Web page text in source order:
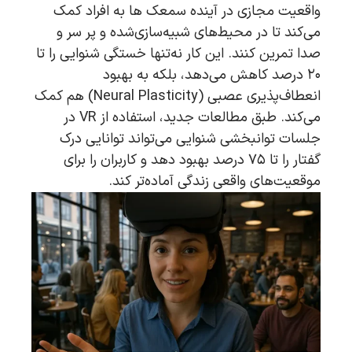
واقعیت مجازی در آینده سمعک ها به افراد کمک
می‌کند تا در محیط‌های شبیه‌سازی‌شده و پر سر و
صدا تمرین کنند. این کار نه‌تنها خستگی شنوایی را تا
۲۰ درصد کاهش می‌دهد، بلکه به بهبود
انعطاف‌پذیری عصبی (Neural Plasticity) هم کمک
می‌کند. طبق مطالعات جدید، استفاده از VR در
جلسات توانبخشی شنوایی می‌تواند توانایی درک
گفتار را تا ۷۵ درصد بهبود دهد و کاربران را برای
موقعیت‌های واقعی زندگی آماده‌تر کند.